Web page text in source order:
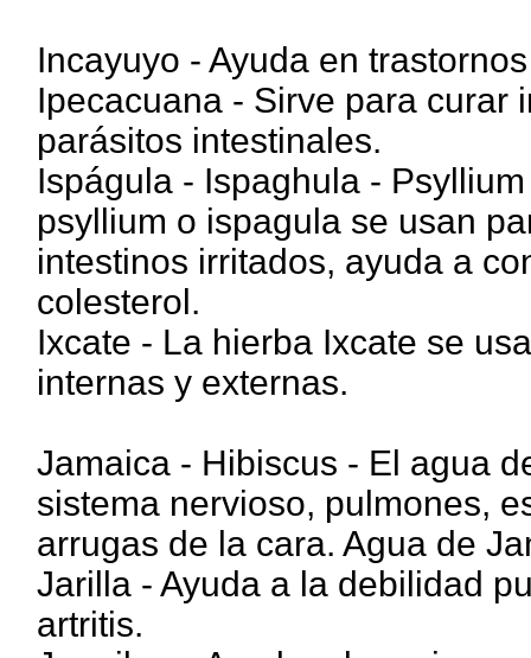
Incayuyo - Ayuda en
Ipecacuana - Sirve para curar
parásitos intestinales.
Ispágula - Ispaghula -
psyllium o ispagula se usan
intestinos irritados, ayuda a
colesterol.
Ixcate - La hierba Ixcate se
internas y externas.
Jamaica - Hibiscus - El agua
sistema nervioso, pulmones,
arrugas de la cara. Agua de
Jarilla - Ayuda a la debilidad
artritis.